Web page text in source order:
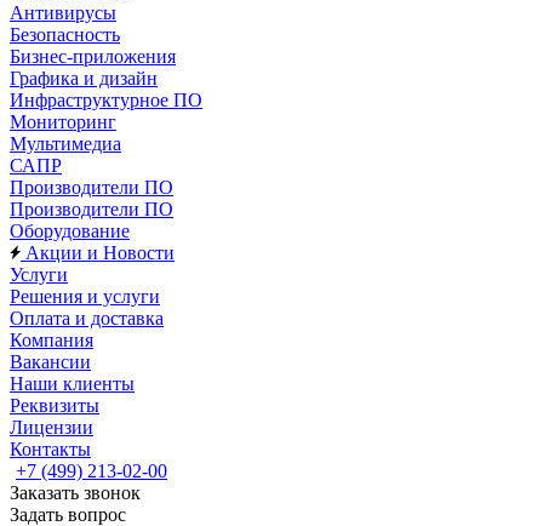
Антивирусы
Безопасность
Бизнес-приложения
Графика и дизайн
Инфраструктурное ПО
Мониторинг
Мультимедиа
САПР
Производители ПО
Производители ПО
Оборудование
Акции и Новости
Услуги
Решения и услуги
Оплата и доставка
Компания
Вакансии
Наши клиенты
Реквизиты
Лицензии
Контакты
+7 (499) 213-02-00
Заказать звонок
Задать вопрос